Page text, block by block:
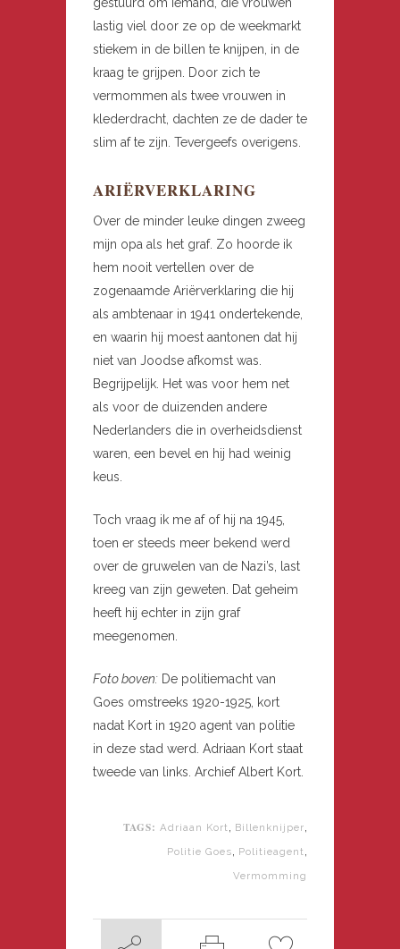
gestuurd om iemand, die vrouwen
lastig viel door ze op de weekmarkt
stiekem in de billen te knijpen, in de
kraag te grijpen. Door zich te
vermommen als twee vrouwen in
klederdracht, dachten ze de dader te
slim af te zijn. Tevergeefs overigens.
ARIËRVERKLARING
Over de minder leuke dingen zweeg
mijn opa als het graf. Zo hoorde ik
hem nooit vertellen over de
zogenaamde Ariërverklaring die hij
als ambtenaar in 1941 ondertekende,
en waarin hij moest aantonen dat hij
niet van Joodse afkomst was.
Begrijpelijk. Het was voor hem net
als voor de duizenden andere
Nederlanders die in overheidsdienst
waren, een bevel en hij had weinig
keus.
Toch vraag ik me af of hij na 1945,
toen er steeds meer bekend werd
over de gruwelen van de Nazi’s, last
kreeg van zijn geweten. Dat geheim
heeft hij echter in zijn graf
meegenomen.
Foto boven: De politiemacht van
Goes omstreeks 1920-1925, kort
nadat Kort in 1920 agent van politie
in deze stad werd. Adriaan Kort staat
tweede van links. Archief Albert Kort.
TAGS: Adriaan Kort, Billenknijper,
Politie Goes, Politieagent,
Vermomming